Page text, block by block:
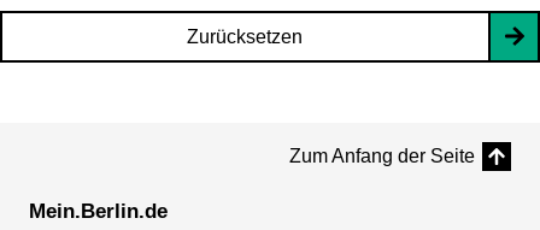
Zurücksetzen
Zum Anfang der Seite
Mein.Berlin.de